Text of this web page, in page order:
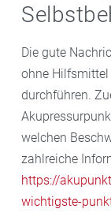
Die gute
ohne
durchführen.
welchen
zahlreiche
https://
wichtigste-